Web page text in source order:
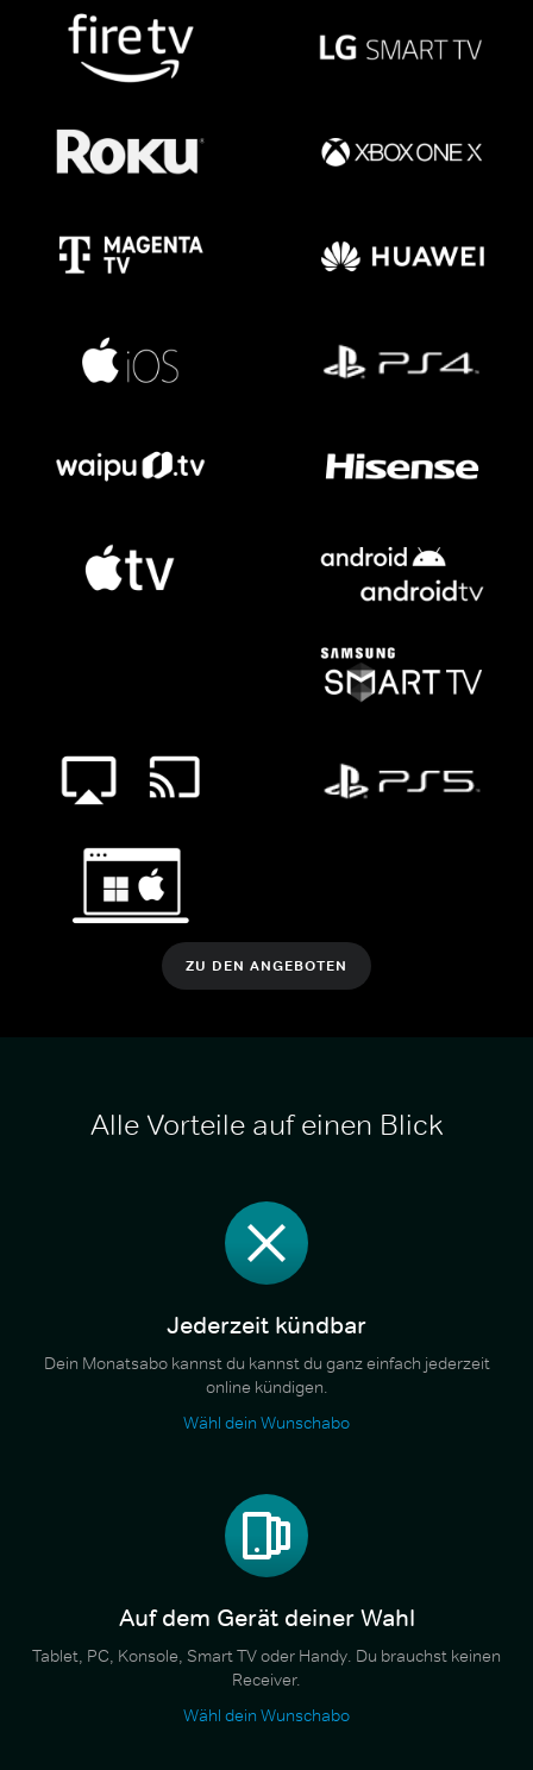
ZU DEN ANGEBOTEN
Alle Vorteile auf einen Blick
Jederzeit kündbar
Dein Monatsabo kannst du kannst du ganz einfach jederzeit
online kündigen.
Wähl dein Wunschabo
Auf dem Gerät deiner Wahl
Tablet, PC, Konsole, Smart TV oder Handy. Du brauchst keinen
Receiver.
Wähl dein Wunschabo